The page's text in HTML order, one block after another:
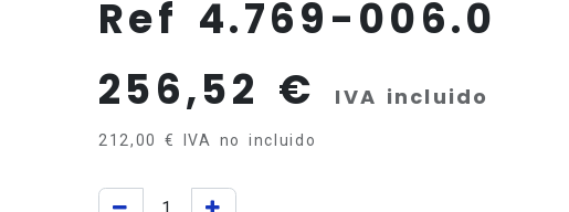
Ref 4.769-006.0
256,52 € IVA incluido
212,00 € IVA no incluido